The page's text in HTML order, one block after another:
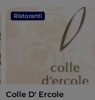
Ristoranti
Colle D' Ercole